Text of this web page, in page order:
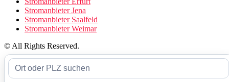
Stromanbieter Jena
Stromanbieter Saalfeld
Stromanbieter Weimar
© All Rights Reserved.